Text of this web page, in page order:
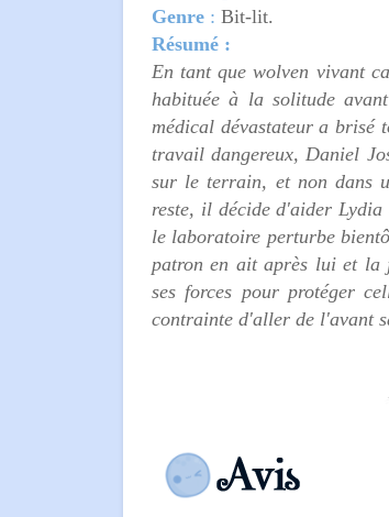
Genre : Bit-lit.
Résumé :
En tant que wolven vivant
habituée à la solitude
médical dévastateur a brisé
travail dangereux, Daniel
sur le terrain, et non dans
reste, il décide d'aider
le laboratoire perturbe
patron en ait après lui et la
ses forces pour protéger
contrainte d'aller de l'avant